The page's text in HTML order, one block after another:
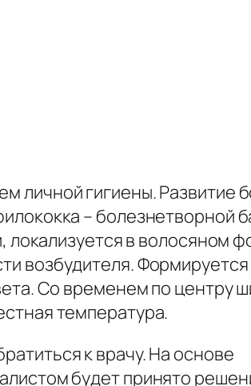
личной гигиены. Развитие
– болезнетворной
в волосяном
возбудителя.
Со временем по центру
температура.
к врачу. На основе
будет принято